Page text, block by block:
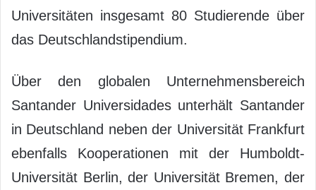
Universitäten insgesamt 80 Studierende über
das Deutschlandstipendium.
Über den globalen Unternehmensbereich
Santander Universidades unterhält Santander
in Deutschland neben der Universität Frankfurt
ebenfalls Kooperationen mit der Humboldt-
Universität Berlin, der Universität Bremen, der